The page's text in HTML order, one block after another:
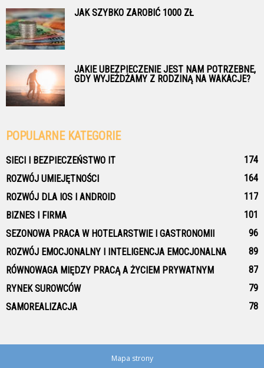
JAK SZYBKO ZAROBIĆ 1000 ZŁ
JAKIE UBEZPIECZENIE JEST NAM POTRZEBNE,
GDY WYJEŻDŻAMY Z RODZINĄ NA WAKACJE?
POPULARNE KATEGORIE
SIECI I BEZPIECZEŃSTWO IT
174
ROZWÓJ UMIEJĘTNOŚCI
164
ROZWÓJ DLA IOS I ANDROID
117
BIZNES I FIRMA
101
SEZONOWA PRACA W HOTELARSTWIE I GASTRONOMII
96
ROZWÓJ EMOCJONALNY I INTELIGENCJA EMOCJONALNA
89
RÓWNOWAGA MIĘDZY PRACĄ A ŻYCIEM PRYWATNYM
87
RYNEK SUROWCÓW
79
SAMOREALIZACJA
78
Mapa strony